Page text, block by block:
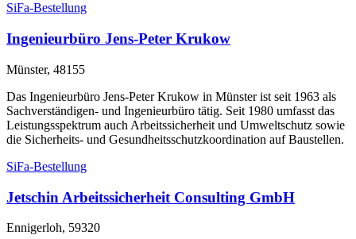
SiFa-Bestellung
Ingenieurbüro Jens-Peter Krukow
Münster, 48155
Das Ingenieurbüro Jens-Peter Krukow in Münster ist seit 1963 als
Sachverständigen- und Ingenieurbüro tätig. Seit 1980 umfasst das
Leistungsspektrum auch Arbeitssicherheit und Umweltschutz sowie
die Sicherheits- und Gesundheitsschutzkoordination auf Baustellen.
SiFa-Bestellung
Jetschin Arbeitssicherheit Consulting GmbH
Ennigerloh, 59320